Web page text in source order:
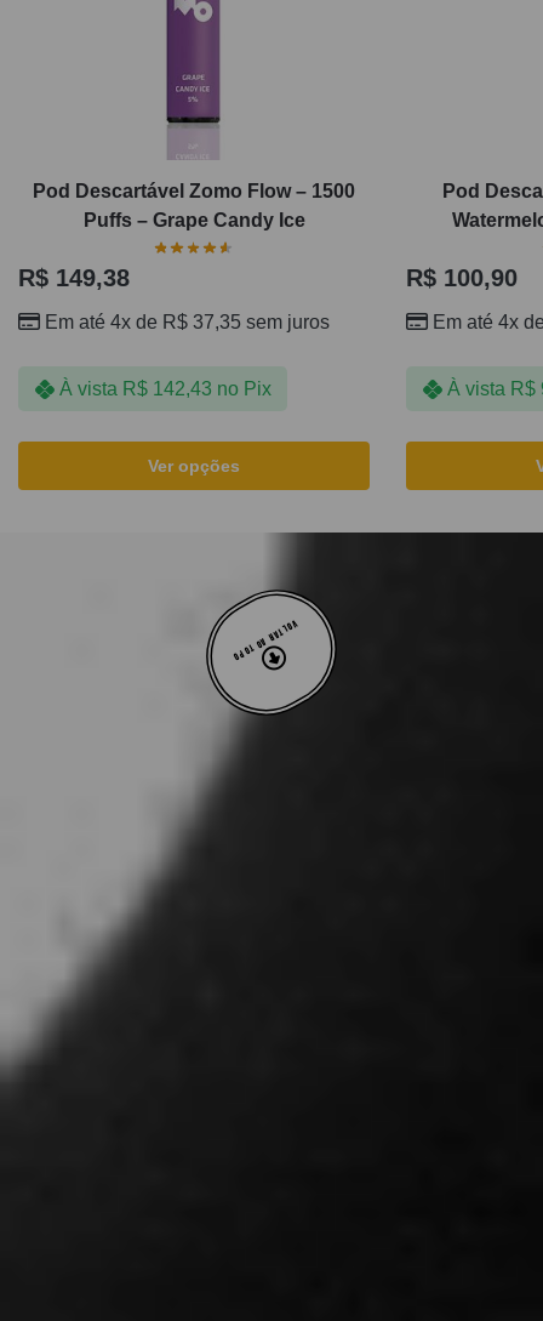
Pod Descartável Zomo Flow – 1500
Puffs – Grape Candy Ice
R$ 149,38
Em até 4x de R$ 37,35 sem juros
À vista R$142,43 no Pix
Ver opções
Pod
R$ 100,90
Em até 4x
À vista R$
VOLTAR AO TOPO